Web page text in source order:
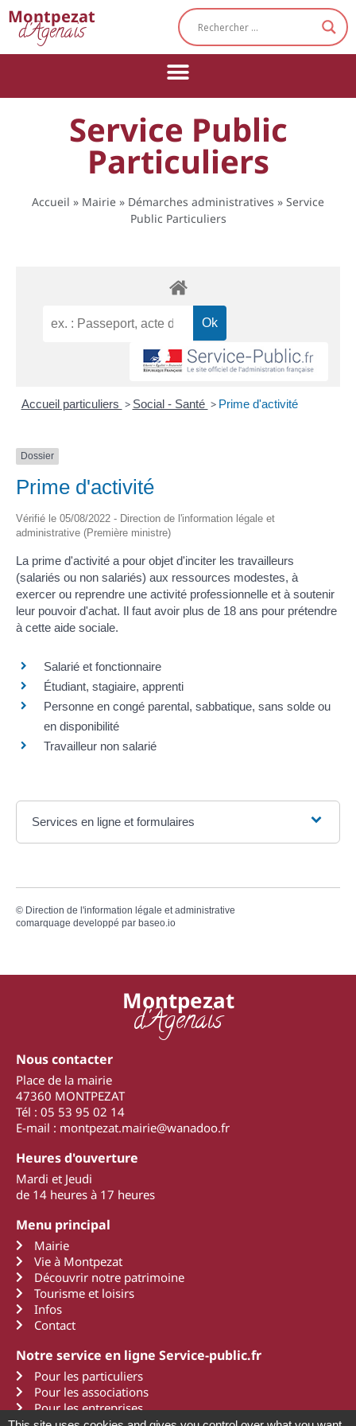
Montpezat
d'Agenais
Service Public
Particuliers
Accueil » Mairie » Démarches administratives » Service
Public Particuliers
Accueil particuliers > Social - Santé > Prime d'activité
Dossier
Prime d'activité
Vérifié le 05/08/2022 - Direction de l'information légale et
administrative (Première ministre)
La prime d'activité a pour objet d'inciter les travailleurs
(salariés ou non salariés) aux ressources modestes, à
exercer ou reprendre une activité professionnelle et à soutenir
leur pouvoir d'achat. Il faut avoir plus de 18 ans pour prétendre
à cette aide sociale.
Salarié et fonctionnaire
Étudiant, stagiaire, apprenti
Personne en congé parental, sabbatique, sans solde ou
en disponibilité
Travailleur non salarié
Services en ligne et formulaires
© Direction de l'information légale et administrative
comarquage developpé par baseo.io
Montpezat
d'Agenais
Nous contacter
Place de la mairie
47360 MONTPEZAT
Tél : 05 53 95 02 14
E-mail : montpezat.mairie@wanadoo.fr
Heures d'ouverture
Mardi et Jeudi
de 14 heures à 17 heures
Menu principal
Mairie
Vie à Montpezat
Découvrir notre patrimoine
Tourisme et loisirs
Infos
Contact
Notre service en ligne Service-public.fr
Pour les particuliers
Pour les associations
Pour les entreprises
Cookies management panel